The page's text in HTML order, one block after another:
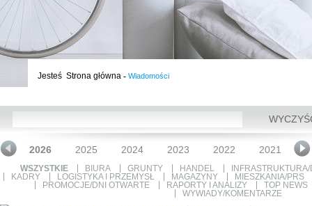
Jesteś Strona główna - Wiadomości
2026 2025 2024 2023 2022 2021
WSZYSTKIE BIURA GRUNTY HANDEL
KADRY
LOGISTYKA I PRZEMYSŁ MAGAZYNY
MIESZKANIA/PRS
PROMOCJE/DNI OTWARTE
RAPORTY I ANALIZY
TOP NEWS
WYWIADY/KOMENTARZE